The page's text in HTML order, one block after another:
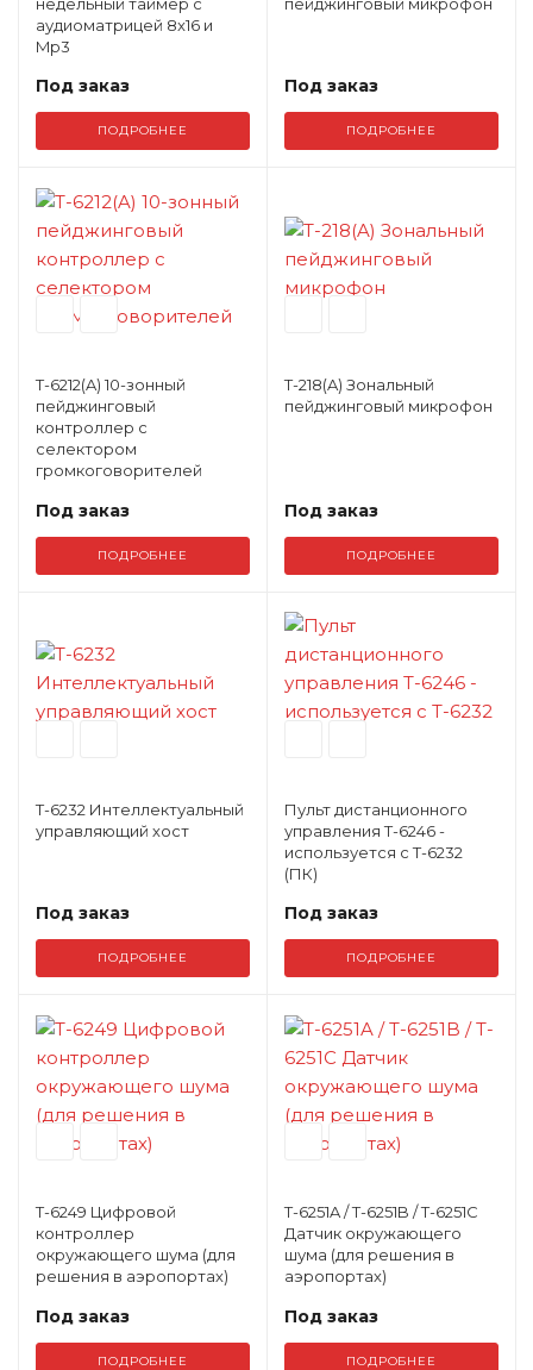
аудиоматрицей 8x16 и
Mp3
Под заказ
ПОДРОБНЕЕ
Под заказ
ПОДРОБНЕЕ
T-6212(A) 10-зонный
пейджинговый
контроллер с
селектором
громкоговорителей
Под заказ
ПОДРОБНЕЕ
T-218(A) Зональный
пейджинговый микрофон
Под заказ
ПОДРОБНЕЕ
T-6232 Интеллектуальный
управляющий хост
Под заказ
ПОДРОБНЕЕ
Пульт дистанционного
управления T-6246 -
используется с T-6232
(ПК)
Под заказ
ПОДРОБНЕЕ
T-6249 Цифровой
контроллер
окружающего шума (для
решения в аэропортах)
Под заказ
ПОДРОБНЕЕ
T-6251A / T-6251B / T-6251C
Датчик окружающего
шума (для решения в
аэропортах)
Под заказ
ПОДРОБНЕЕ